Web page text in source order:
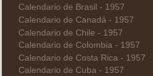
Calendario de Brasil - 1957
Calendario de Canadá - 1957
Calendario de Chile - 1957
Calendario de Colombia - 1957
Calendario de Costa Rica - 1957
Calendario de Cuba - 1957